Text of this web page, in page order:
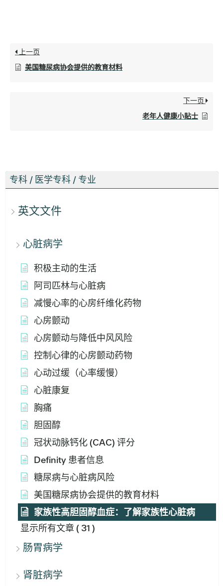
专科 / 医学专科 / 专业
英文文件
心脏病学
积极主动的生活
阿司匹林与心脏病
减慢心率的心房纤维化药物
心房颤动
心房颤动与降低中风风险
控制心律的心房颤动药物
心动过缓（心率缓慢）
心脏康复
胸痛
胆固醇
冠状动脉钙化 (CAC) 评分
Definity 患者信息
糖尿病与心脏病风险
美国糖尿病协会提供的教育材料
家族性高胆固醇血症：了解家族性心脏病
显示所有文章 ( 31 )
肠胃病学
肾脏病学
上一页
美国糖尿病协会提供的教育材料
下一页
老年人健康小贴士